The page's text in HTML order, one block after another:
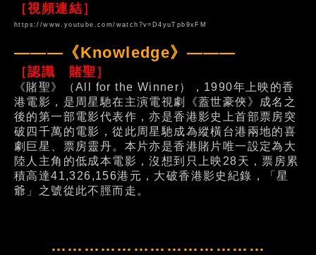
［視頻連結］
https://www.youtube.com/watch?v=D4yuTpb9xFM
———《Knowledge》———
［認識 賭聖］
《賭聖》（All for the Winner），1990年上映的香
港電影，是周星馳在主演電視劇《蓋世豪俠》成名之
後的第一部電影代表作，亦是香港影史上首部票房突
破四千萬的電影，從此周星馳成為縱橫台港兩地的喜
劇巨星、票房靈丹。本片亦是香港賭片唯一設定為大
陸人主角的低成本電影，沒想到只上映28天，票房累
積高達41,326,156港元，大破香港影史紀錄，「星
爺」之號從此不脛而走。
…………………………………